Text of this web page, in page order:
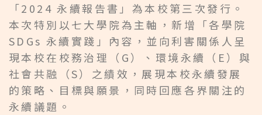
「2024 永續報告書」為本校第三次發行。
本次特別以七大學院為主軸，新增「各學院
SDGs 永續實踐」內容，並向利害關係人呈
現本校在校務治理（G）、環境永續（E）與
社會共融（S）之績效，展現本校永續發展
的策略、目標與願景，同時回應各界關注的
永續議題。